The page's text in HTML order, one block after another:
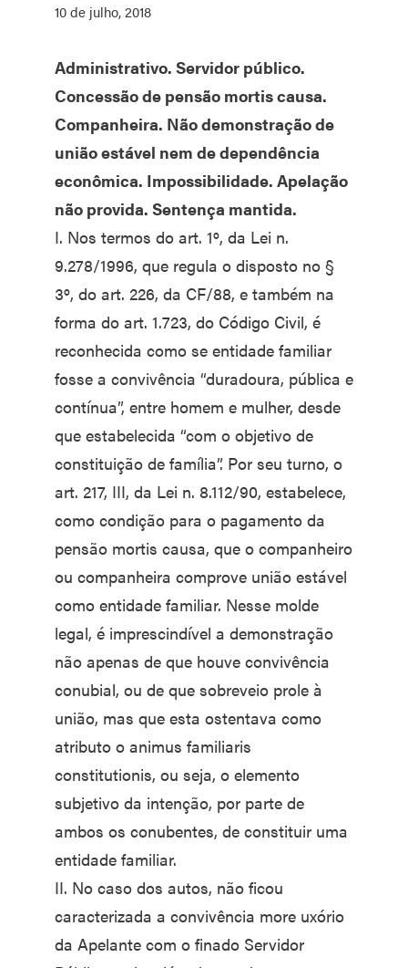
10 de julho, 2018
Administrativo. Servidor público.
Concessão de pensão mortis causa.
Companheira. Não demonstração de
união estável nem de dependência
econômica. Impossibilidade. Apelação
não provida. Sentença mantida.
I. Nos termos do art. 1º, da Lei n.
9.278/1996, que regula o disposto no §
3º, do art. 226, da CF/88, e também na
forma do art. 1.723, do Código Civil, é
reconhecida como se entidade familiar
fosse a convivência “duradoura, pública e
contínua”, entre homem e mulher, desde
que estabelecida “com o objetivo de
constituição de família”. Por seu turno, o
art. 217, III, da Lei n. 8.112/90, estabelece,
como condição para o pagamento da
pensão mortis causa, que o companheiro
ou companheira comprove união estável
como entidade familiar. Nesse molde
legal, é imprescindível a demonstração
não apenas de que houve convivência
conubial, ou de que sobreveio prole à
união, mas que esta ostentava como
atributo o animus familiaris
constitutionis, ou seja, o elemento
subjetivo da intenção, por parte de
ambos os conubentes, de constituir uma
entidade familiar.
II. No caso dos autos, não ficou
caracterizada a convivência more uxório
da Apelante com o finado Servidor